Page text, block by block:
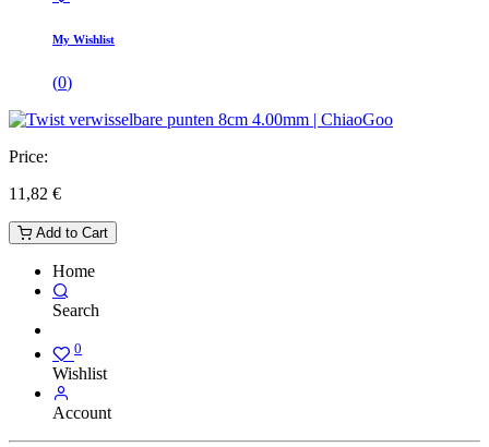
My Wishlist
(0)
Price:
11,82 €
Add to Cart
Home
Search
0
Wishlist
Account